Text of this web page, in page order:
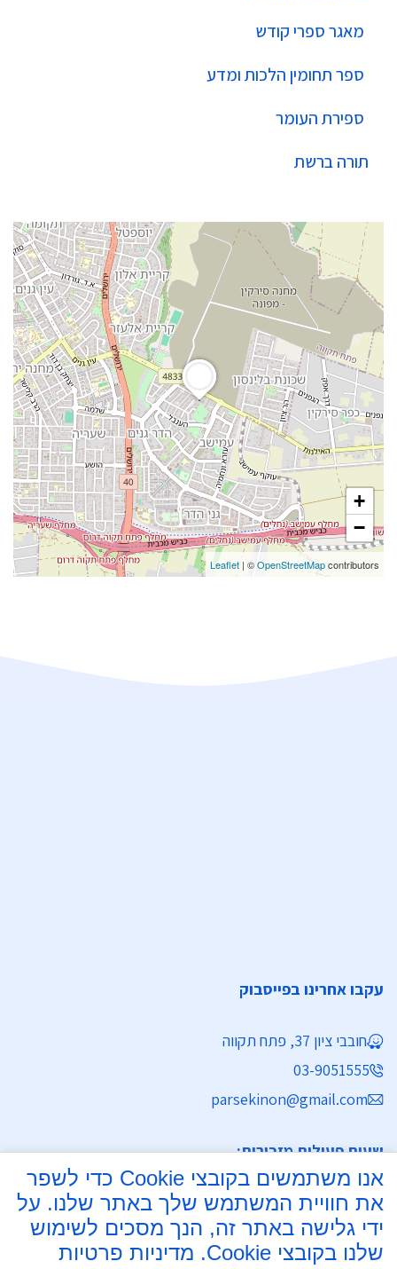
מאגר ספרי קודש
ספר תחומין הלכות ומדע
ספירת העומר
תורה ברשת
+
−
Leaflet| ©OpenStreetMapcontributors
עקבו אחרינו בפייסבוק
חובבי ציון 37, פתח תקווה
03-9051555
parsekinon@gmail.com
שעות פעילות מזכירות:
ימים א' - ה' 8:30 - 16:30
מחלקת נישואין
אנו משתמשים בקובצי Cookie כדי לשפר
את חוויית המשתמש שלך באתר שלנו. על
ידי גלישה באתר זה, הנך מסכים לשימוש
שלנו בקובצי Cookie.
מדיניות פרטיות